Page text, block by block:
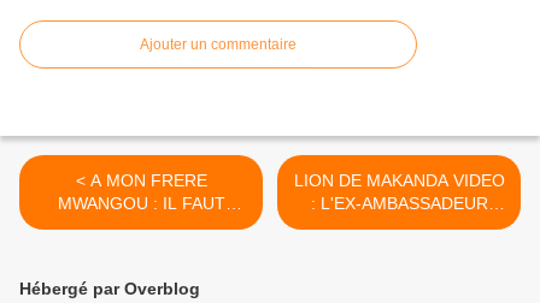
Ajouter un commentaire
< A MON FRERE
MWANGOU : IL FAUT
LIBERER L'AFRIQUE DE
LION DE MAKANDA VIDEO
: L'EX-AMBASSADEUR
MARCEL MAKOME SUR
Hébergé par Overblog